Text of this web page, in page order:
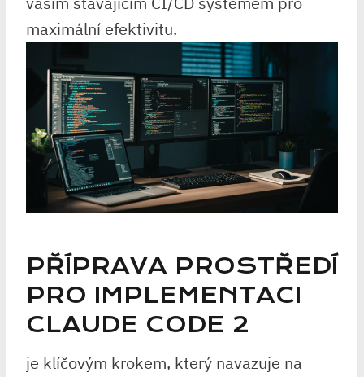
maximální efektivitu.
PŘÍPRAVA PROSTŘEDÍ
PRO IMPLEMENTACI
CLAUDE CODE 2
je klíčovým krokem, ⁣který navazuje na